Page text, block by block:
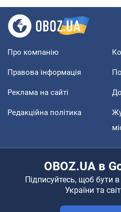
Про компанію
Правова інформація
Реклама на сайті
Редакційна політика
OBOZ.UA в
Підписуйтесь, щоб бути в
України та